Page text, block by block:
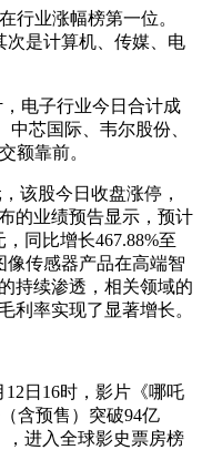
行业涨幅榜第一位。
次是计算机、传媒、电
电子行业今日合计成
芯国际、韦尔股份、
额靠前。
该股今日收盘涨停，
的业绩预告显示，预计
同比增长467.88%至
像传感器产品在高端智
持续渗透，相关领域的
利率实现了显著增长。
日16时，影片《哪吒
含预售）突破94亿
，进入全球影史票房榜